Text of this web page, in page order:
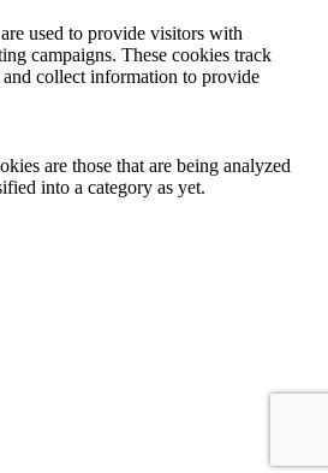
used to provide visitors with
campaigns. These cookies track
and collect information to provide
are those that are being analyzed
into a category as yet.